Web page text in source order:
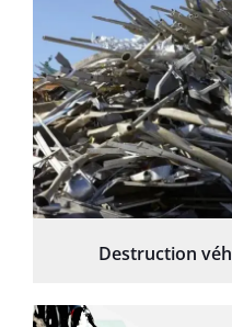
Destruction